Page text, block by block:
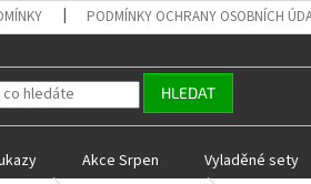
PODMÍNKY OCHRANY OSOBNÍCH
HLEDAT
Akce Srpen Vyladěné sety